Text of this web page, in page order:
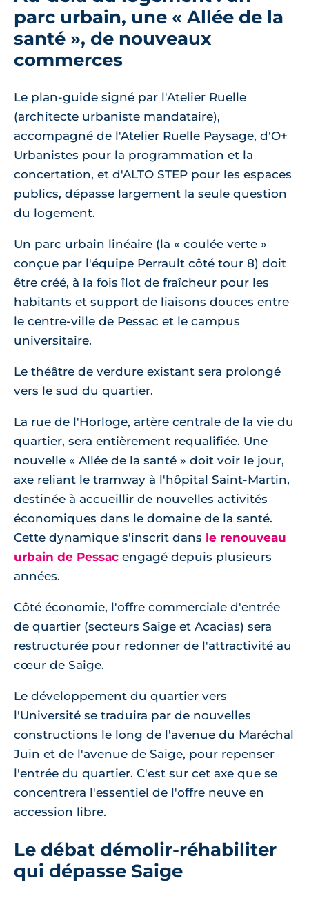
parc urbain, une « Allée de la
santé », de nouveaux
commerces
Le plan-guide signé par l'Atelier Ruelle
(architecte urbaniste mandataire),
accompagné de l'Atelier Ruelle Paysage, d'O+
Urbanistes pour la programmation et la
concertation, et d'ALTO STEP pour les espaces
publics, dépasse largement la seule question
du logement.
Un parc urbain linéaire (la « coulée verte »
conçue par l'équipe Perrault côté tour 8) doit
être créé, à la fois îlot de fraîcheur pour les
habitants et support de liaisons douces entre
le centre-ville de Pessac et le campus
universitaire.
Le théâtre de verdure existant sera prolongé
vers le sud du quartier.
La rue de l'Horloge, artère centrale de la vie du
quartier, sera entièrement requalifiée. Une
nouvelle « Allée de la santé » doit voir le jour,
axe reliant le tramway à l'hôpital Saint-Martin,
destinée à accueillir de nouvelles activités
économiques dans le domaine de la santé.
Cette dynamique s'inscrit dans le renouveau
urbain de Pessac engagé depuis plusieurs
années.
Côté économie, l'offre commerciale d'entrée
de quartier (secteurs Saige et Acacias) sera
restructurée pour redonner de l'attractivité au
cœur de Saige.
Le développement du quartier vers
l'Université se traduira par de nouvelles
constructions le long de l'avenue du Maréchal
Juin et de l'avenue de Saige, pour repenser
l'entrée du quartier. C'est sur cet axe que se
concentrera l'essentiel de l'offre neuve en
accession libre.
Le débat démolir-réhabiliter
qui dépasse Saige